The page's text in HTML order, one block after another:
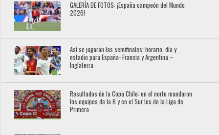
GALERÍA DE FOTOS: ¡España campeón del Mundo
2026!
Así se jugarán las semifinales: horario, día y
estadio para España- Francia y Argentina –
Inglaterra
Resultados de la Copa Chile: en el norte mandaron
los equipos de la B y en el Sur los de la Liga de
Primera